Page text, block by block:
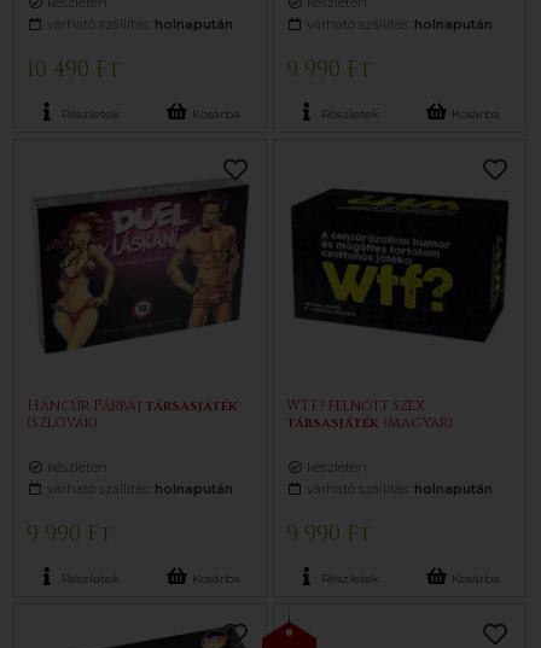
várható szállítás: holnapután
10 490 Ft
Részletek Kosárba
várható szállítás: holnapután
9 990 Ft
Részletek Kosárba
Hancúr Párbaj társasjáték
(szlovák)
készleten
várható szállítás: holnapután
9 990 Ft
Részletek Kosárba
WTF? felnőtt szex
társasjáték (magyar)
készleten
várható szállítás: holnapután
9 990 Ft
Részletek Kosárba